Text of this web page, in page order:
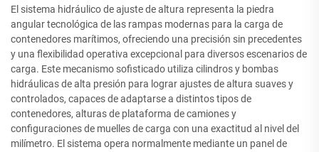
El sistema hidráulico de ajuste de altura representa la piedra
angular tecnológica de las rampas modernas para la carga de
contenedores marítimos, ofreciendo una precisión sin precedentes
y una flexibilidad operativa excepcional para diversos escenarios de
carga. Este mecanismo sofisticado utiliza cilindros y bombas
hidráulicas de alta presión para lograr ajustes de altura suaves y
controlados, capaces de adaptarse a distintos tipos de
contenedores, alturas de plataforma de camiones y
configuraciones de muelles de carga con una exactitud al nivel del
milímetro. El sistema opera normalmente mediante un panel de